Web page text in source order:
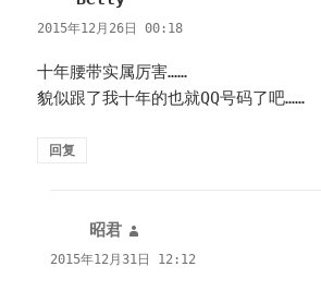
道：
2015年12月26日 00:18
十年腰带实属厉害……
貌似跟了我十年的也就QQ号码了吧……
回复
昭君
道：
2015年12月31日 12:12